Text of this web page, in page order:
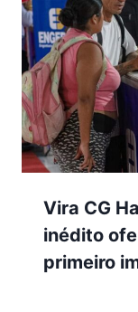
Vira CG
inédito
primeiro